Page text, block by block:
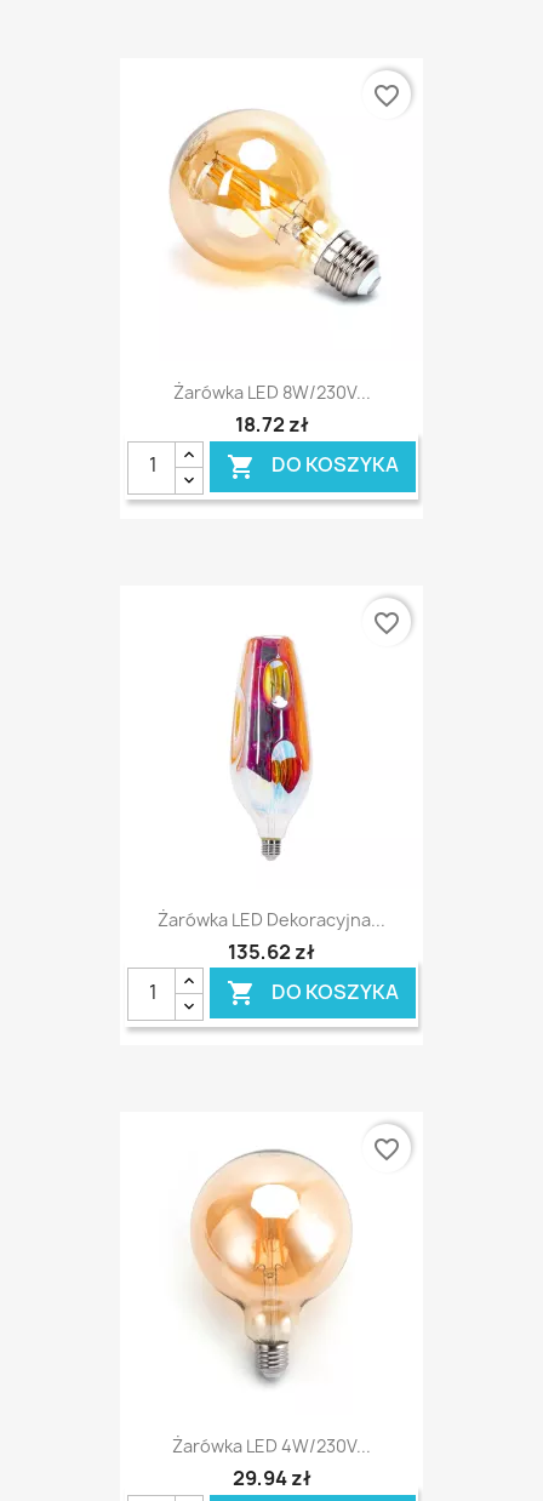
Żarówka LED 8W/230V...
18,72 zł
 DO KOSZYKA
favorite_border
Żarówka LED Dekoracyjna...
135,62 zł
 DO KOSZYKA
favorite_border
Żarówka LED 4W/230V...
29,94 zł
favorite_border